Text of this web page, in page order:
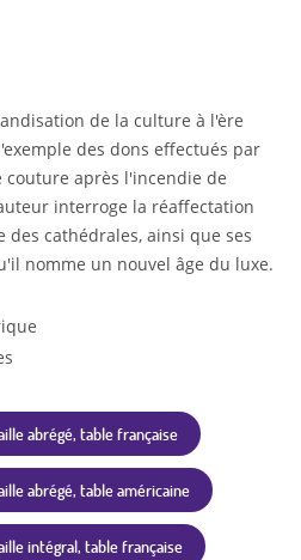
de la culture à l'ère
des dons effectués par
couture après l'incendie de
interroge la réaffectation
cathédrales, ainsi que ses
nomme un nouvel âge du luxe.
abrégé, table française
abrégé, table américaine
intégral, table française